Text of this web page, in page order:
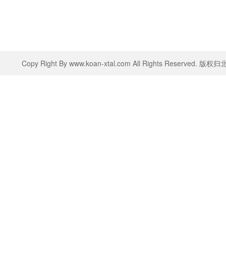
Copy Right By www.koan-xtal.com All Rights Reserved. 版权归